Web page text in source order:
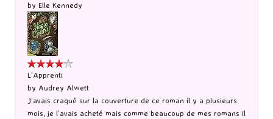
by Elle Kennedy
L'Apprenti
by Audrey Alwett
J’avais craqué sur la couverture de ce roman il y a plusieurs
mois, je l’avais acheté mais comme beaucoup de mes romans il